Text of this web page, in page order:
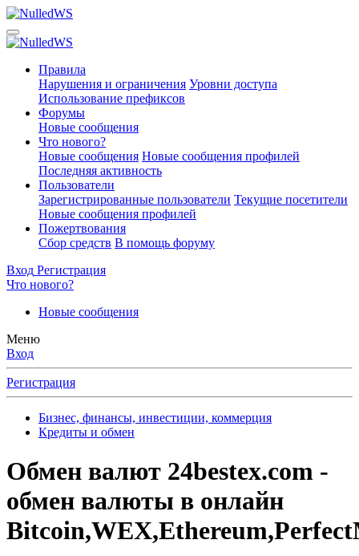
Правила
Нарушения и ограничения Уровни доступа
Использование префиксов
Форумы
Новые сообщения
Что нового?
Новые сообщения Новые сообщения профилей
Последняя активность
Пользователи
Зарегистрированные пользователи Текущие посетители
Новые сообщения профилей
Пожертвования
Сбор средств В помощь форуму
Вход Регистрация
Что нового?
Новые сообщения
Меню
Вход
Регистрация
Бизнес, финансы, инвестиции, коммерция
Кредиты и обмен
Обмен валют 24bestex.com -
обмен валюты в онлайн